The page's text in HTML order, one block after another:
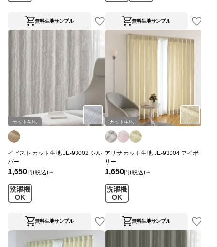
無料生地サンプル 無料生地サンプル
カット生地
イビスト カット生地 JE-93002 シル
バー
1,650円(税込)～
洗濯機
OK
無料生地サンプル
カット生地
アリサ カット生地 JE-93004 アイボ
リー
1,650円(税込)～
洗濯機
OK
無料生地サンプル